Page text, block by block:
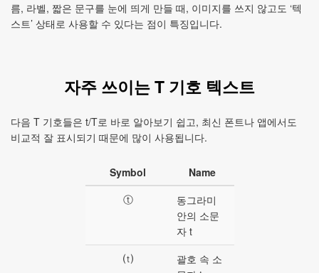
름, 라벨, 짧은 문구를 눈에 띄게 만들 때, 이미지를 쓰지 않고도 ‘텍
스트’ 상태로 사용할 수 있다는 점이 특징입니다.
자주 쓰이는 T 기호 텍스트
다음 T 기호들은 t/T로 바로 알아보기 쉽고, 최신 폰트나 앱에서도
비교적 잘 표시되기 때문에 많이 사용됩니다.
Symbol
Name
ⓣ
동그라미
안의 소문
자 t
⒯
괄호 속 소